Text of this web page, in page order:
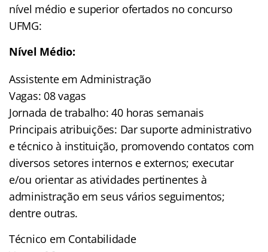
nível médio e superior ofertados no concurso
UFMG:
Nível Médio:
Assistente em Administração
Vagas: 08 vagas
Jornada de trabalho: 40 horas semanais
Principais atribuições: Dar suporte administrativo
e técnico à instituição, promovendo contatos com
diversos setores internos e externos; executar
e/ou orientar as atividades pertinentes à
administração em seus vários seguimentos;
dentre outras.
Técnico em Contabilidade